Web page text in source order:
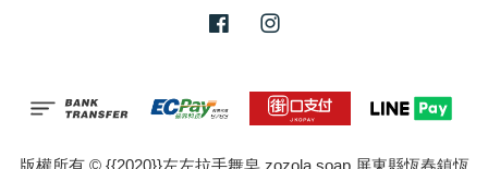
Facebook
版權所有 © {{2020}}左左拉手舞皂 zozola soap 屏東縣恆春鎮恆